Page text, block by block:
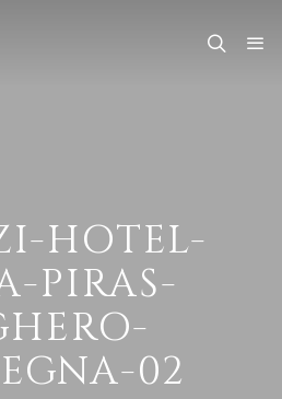
HOTEL-
PIRAS-
02